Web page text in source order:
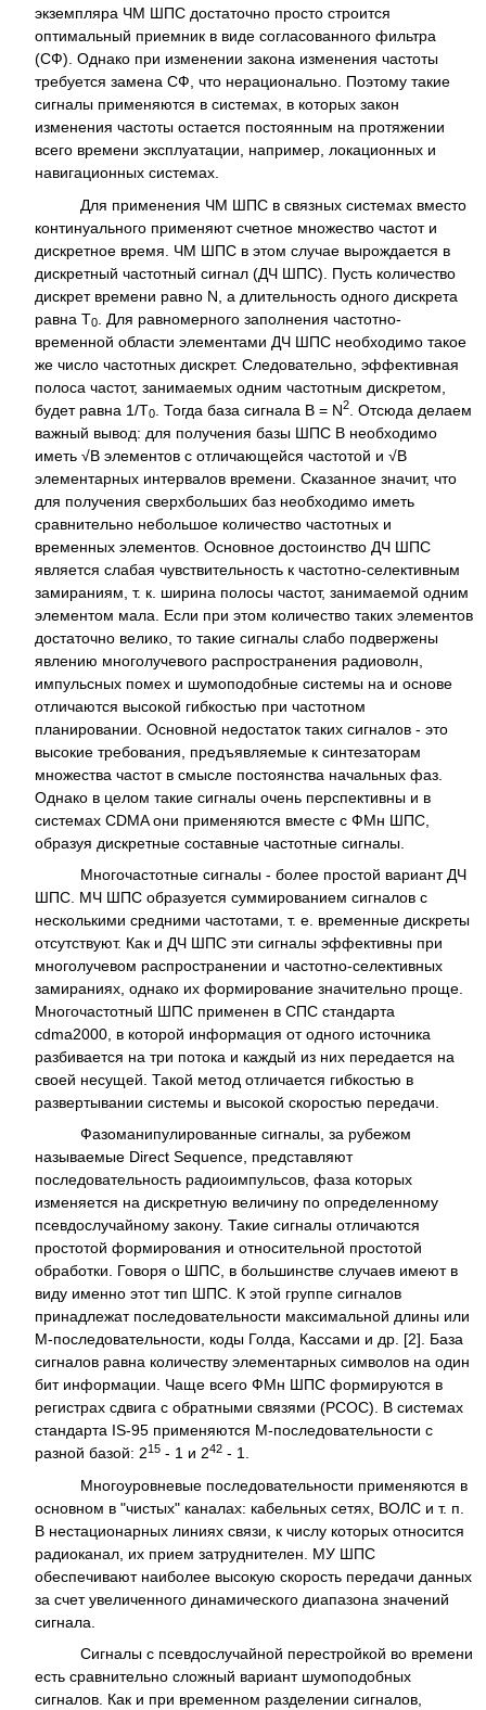
экземпляра ЧМ ШПС достаточно просто строится
оптимальный приемник в виде согласованного фильтра
(СФ). Однако при изменении закона изменения частоты
требуется замена СФ, что нерационально. Поэтому такие
сигналы применяются в системах, в которых закон
изменения частоты остается постоянным на протяжении
всего времени эксплуатации, например, локационных и
навигационных системах.
Для применения ЧМ ШПС в связных системах вместо
континуального применяют счетное множество частот и
дискретное время. ЧМ ШПС в этом случае вырождается в
дискретный частотный сигнал (ДЧ ШПС). Пусть количество
дискрет времени равно N, а длительность одного дискрета
равна T0
. Для равномерного заполнения частотно-
временной области элементами ДЧ ШПС необходимо такое
же число частотных дискрет. Следовательно, эффективная
полоса частот, занимаемых одним частотным дискретом,
будет равна 1/T0 . Тогда база сигнала B = N2
. Отсюда делаем
важный вывод: для получения базы ШПС B необходимо
иметь √B элементов с отличающейся частотой и √B
элементарных интервалов времени. Сказанное значит, что
для получения сверхбольших баз необходимо иметь
сравнительно небольшое количество частотных и
временных элементов. Основное достоинство ДЧ ШПС
является слабая чувствительность к частотно-селективным
замираниям, т. к. ширина полосы частот, занимаемой одним
элементом мала. Если при этом количество таких элементов
достаточно велико, то такие сигналы слабо подвержены
явлению многолучевого распространения радиоволн,
импульсных помех и шумоподобные системы на и основе
отличаются высокой гибкостью при частотном
планировании. Основной недостаток таких сигналов - это
высокие требования, предъявляемые к синтезаторам
множества частот в смысле постоянства начальных фаз.
Однако в целом такие сигналы очень перспективны и в
системах CDMA они применяются вместе с ФМн ШПС,
образуя дискретные составные частотные сигналы.
Многочастотные сигналы - более простой вариант ДЧ
ШПС. МЧ ШПС образуется суммированием сигналов с
несколькими средними частотами, т. е. временные дискреты
отсутствуют. Как и ДЧ ШПС эти сигналы эффективны при
многолучевом распространении и частотно-селективных
замираниях, однако их формирование значительно проще.
Многочастотный ШПС применен в СПС стандарта
cdma2000, в которой информация от одного источника
разбивается на три потока и каждый из них передается на
своей несущей. Такой метод отличается гибкостью в
развертывании системы и высокой скоростью передачи.
Фазоманипулированные сигналы, за рубежом
называемые Direct Sequence, представляют
последовательность радиоимпульсов, фаза которых
изменяется на дискретную величину по определенному
псевдослучайному закону. Такие сигналы отличаются
простотой формирования и относительной простотой
обработки. Говоря о ШПС, в большинстве случаев имеют в
виду именно этот тип ШПС. К этой группе сигналов
принадлежат последовательности максимальной длины или
M-последовательности, коды Голда, Кассами и др. [2]. База
сигналов равна количеству элементарных символов на один
бит информации. Чаще всего ФМн ШПС формируются в
регистрах сдвига с обратными связями (РСОС). В системах
стандарта IS-95 применяются M-последовательности с
разной базой: 215 - 1 и 242 - 1.
Многоуровневые последовательности применяются в
основном в "чистых" каналах: кабельных сетях, ВОЛС и т. п.
В нестационарных линиях связи, к числу которых относится
радиоканал, их прием затруднителен. МУ ШПС
обеспечивают наиболее высокую скорость передачи данных
за счет увеличенного динамического диапазона значений
сигнала.
Сигналы с псевдослучайной перестройкой во времени
есть сравнительно сложный вариант шумоподобных
сигналов. Как и при временном разделении сигналов,